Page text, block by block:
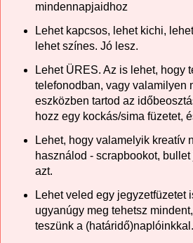
mindennapjaidhoz
Lehet kapcsos, lehet kichi,
lehet színes. Jó lesz.
Lehet ÜRES. Az is lehet, hogy
telefonodban, vagy valamilyen
eszközben tartod az
hozz egy kockás/sima füzetet,
Lehet, hogy valamelyik kreatív
használod - scrapbookot, bullet
azt.
Lehet veled egy jegyzetfüzetet
ugyanúgy meg tehetsz
teszünk a (határidő)naplóinkkal.